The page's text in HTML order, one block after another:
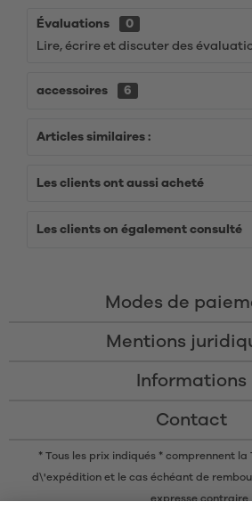
Évaluations
0
Lire, écrire et discuter des
accessoires 6
Articles similaires :
Les clients ont aussi acheté
Les clients on également consulté
Modes de
Mentions
Informations
Contact
* Tous les prix indiqués * comprennent la
d\'expédition et le cas échéant de
expresse contraire